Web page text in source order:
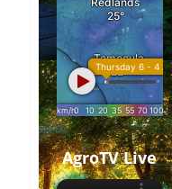
AgroTV Live